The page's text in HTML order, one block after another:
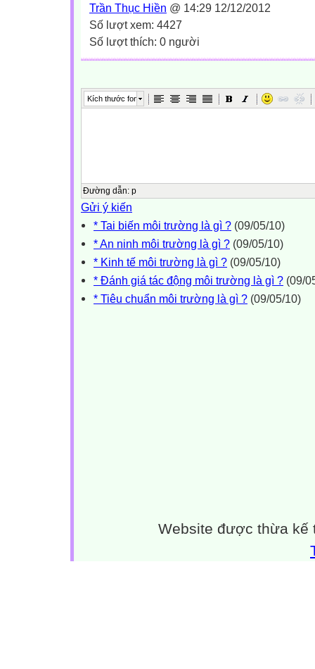
Trần Thục Hiền @ 14:29 12/12/2012
Số lượt xem: 4427
Số lượt thích: 0 người
Kích thước font
Đường dẫn: p
Gửi ý kiến
* Tai biến môi trường là gì ? (09/05/10)
* An ninh môi trường là gì ? (09/05/10)
* Kinh tế môi trường là gì ? (09/05/10)
* Đánh giá tác động môi trường là gì ? (09/
* Tiêu chuẩn môi trường là gì ? (09/05/10)
Website được thừa